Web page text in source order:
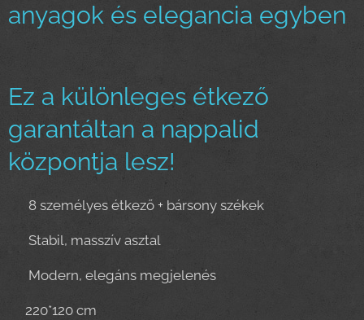
anyagok és elegancia egyben
Ez a különleges étkező
garantáltan a nappalid
központja lesz!
🪑 8 személyes étkező + bársony székek
✔ Stabil, masszív asztal
✔ Modern, elegáns megjelenés
✔220*120 cm